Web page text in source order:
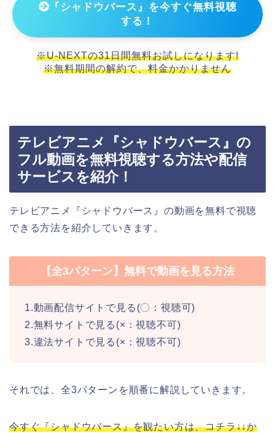
『シャドウバース』を今すぐ無料視聴
する！
※U-NEXTの31日間無料お試しになります!
※無料期間の解約で、料金かかりません
テレビアニメ『シャドウバース』の
フル動画を無料視聴する方法や配信
サービスを紹介！
テレビアニメ『シャドウバース』の動画を無料で視聴
できる方法を紹介していきます。
【全3パターン】無料で動画を見る方法
1.動画配信サイトで見る(〇：視聴可)
2.無料サイトで見る(×：視聴不可)
3.違法サイトで見る(×：視聴不可)
それでは、全3パターンを順番に解説していきます。
今すぐ『シャドウバース』を観たい方は、コチラ↓↓か